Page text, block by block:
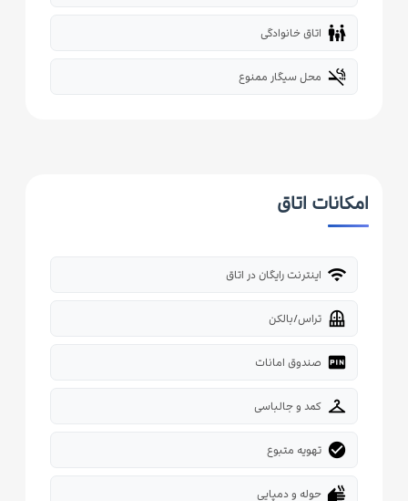
family_restroom اتاق خانوادگی
smoke_free محل سیگار ممنوع
امکانات اتاق
wifi اینترنت رایگان در اتاق
balcony تراس/بالکن
fiber_pin صندوق امانات
checkroom کمد و جالباسی
check_circle تهویه متبوع
dry حوله و دمپایی